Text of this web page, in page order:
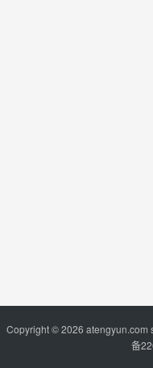
Copyright © 2026 atengyun.com
备